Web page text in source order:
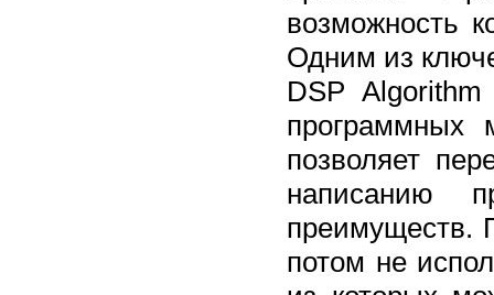
возможность
Одним из
DSP
программных
позволяет
написанию
преимуществ.
потом не